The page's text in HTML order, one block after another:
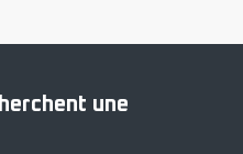
aspirateur
de
une